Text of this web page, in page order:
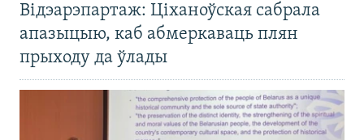
Відэарэпартаж: Ціханоўская сабрала
апазыцыю, каб абмеркаваць плян
прыходу да ўлады